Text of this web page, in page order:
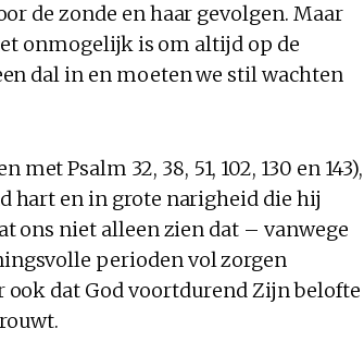
de zonde en haar gevolgen. Maar
onmogelijk is om altijd op de
dal in en moeten we stil wachten
Psalm 32, 38, 51, 102, 130 en 143),
hart en in grote narigheid die hij
ons niet alleen zien dat – vanwege
perioden vol zorgen
dat God voortdurend Zijn belofte